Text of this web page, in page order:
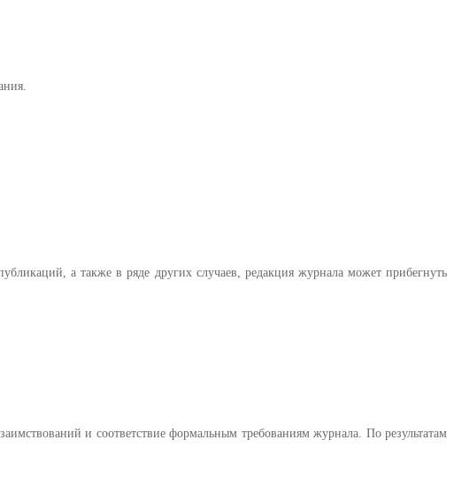
а также в ряде других случаев, редакция журнала может прибегнуть
и соответствие формальным требованиям журнала. По результатам